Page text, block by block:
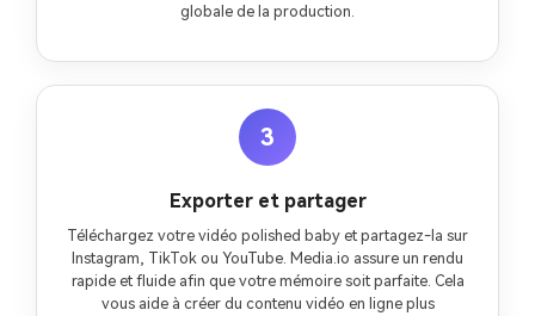
globale de la production.
3
Exporter et partager
Téléchargez votre vidéo polished baby et partagez-la sur
Instagram, TikTok ou YouTube. Media.io assure un rendu
rapide et fluide afin que votre mémoire soit parfaite. Cela
vous aide à créer du contenu vidéo en ligne plus